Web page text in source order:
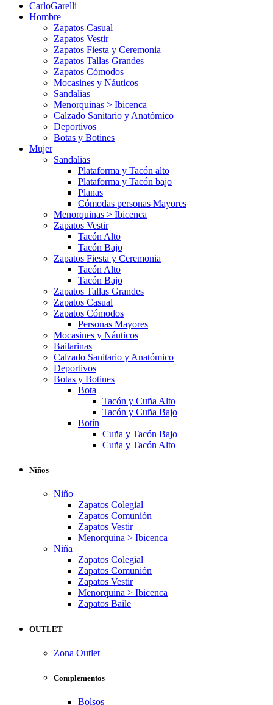
CarloGarelli
Hombre
Zapatos Casual
Zapatos Vestir
Zapatos Fiesta y Ceremonia
Zapatos Tallas Grandes
Zapatos Cómodos
Mocasines y Náuticos
Sandalias
Menorquinas > Ibicenca
Calzado Sanitario y Anatómico
Deportivos
Botas y Botines
Mujer
Sandalias
Plataforma y Tacón alto
Plataforma y Tacón bajo
Planas
Cómodas personas Mayores
Menorquinas > Ibicenca
Zapatos Vestir
Tacón Alto
Tacón Bajo
Zapatos Fiesta y Ceremonia
Tacón Alto
Tacón Bajo
Zapatos Tallas Grandes
Zapatos Casual
Zapatos Cómodos
Personas Mayores
Mocasines y Náuticos
Bailarinas
Calzado Sanitario y Anatómico
Deportivos
Botas y Botines
Bota
Tacón y Cuña Alto
Tacón y Cuña Bajo
Botín
Cuña y Tacón Bajo
Cuña y Tacón Alto
Niños
Niño
Zapatos Colegial
Zapatos Comunión
Zapatos Vestir
Menorquina > Ibicenca
Niña
Zapatos Colegial
Zapatos Comunión
Zapatos Vestir
Menorquina > Ibicenca
Zapatos Baile
OUTLET
Zona Outlet
Complementos
Bolsos